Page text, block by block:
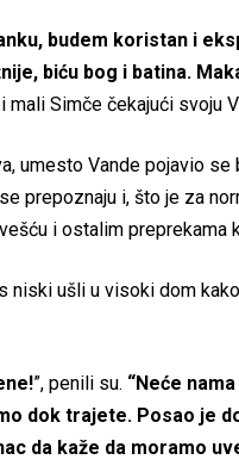
budem koristan i
biću bog i batina.
mali Simče čekajući svoju
umesto Vande pojavio
prepoznaju i, što je za
i ostalim preprekama
niski ušli u visoki dom
”, penili su. “Neće
dok trajete. Posao je
da kaže da moramo